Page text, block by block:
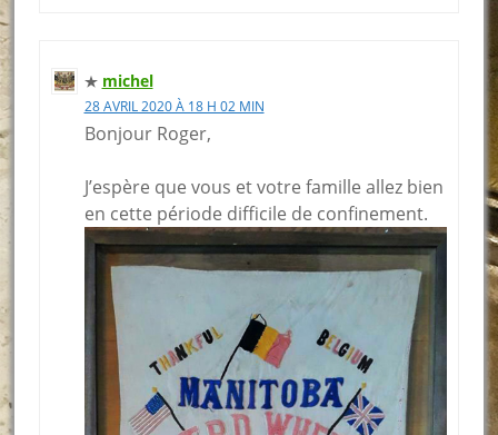
michel
28 AVRIL 2020 À 18 H 02 MIN
Bonjour Roger,
J’espère que vous et votre famille allez bien
en cette période difficile de confinement.